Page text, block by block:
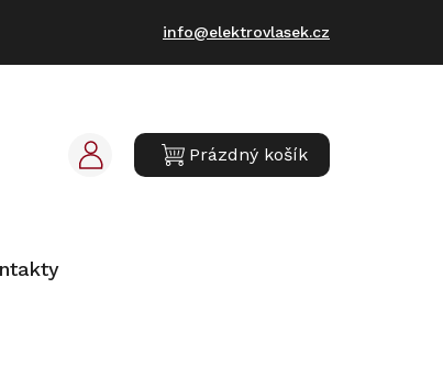
info@elektrovlasek.cz
NÁKUPNÍ
Prázdný košík